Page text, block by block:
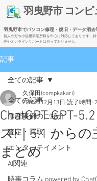
羽曳野市 コンピ
羽曳野市でパソコン修理・復旧・データ消去
個人の方や小規模事業所様を中心に対応しております。
理やオンラインサポートは行っておりません。
記事
全ての記事
修理事例のご紹介
査定・買取
エンターテイメント
AI関連
全ての記事
ChatGPT GPT-
ス!｜5.1 からの
まとめ
久保田(compkakari)
2025年12月13日 読了時間: